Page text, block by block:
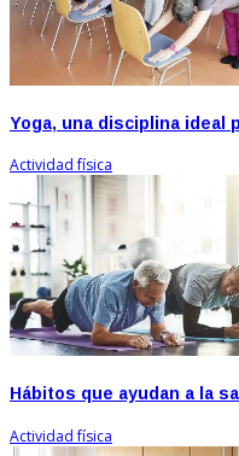
Yoga, una disciplina ideal
Actividad física
Hábitos que ayudan a la
Actividad física